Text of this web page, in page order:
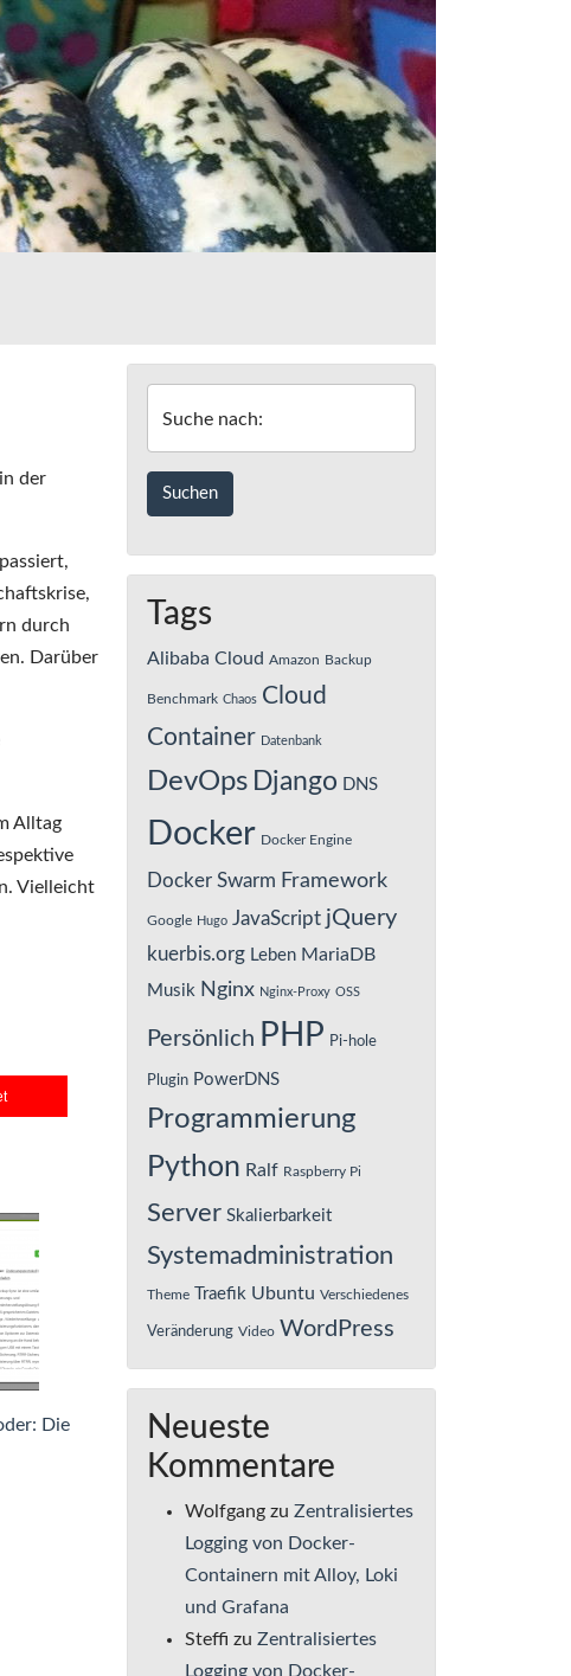
der
durch
Darüber
Alltag
Vielleicht
Die
Suche nach:
Tags
Alibaba Cloud Amazon Backup
Benchmark Chaos Cloud
Container Datenbank
DevOps Django DNS
Docker Docker Engine
Docker Swarm Framework
Google Hugo JavaScript jQuery
kuerbis.org Leben MariaDB
Musik Nginx Nginx-Proxy OSS
Persönlich PHP Pi-hole
Plugin PowerDNS
Programmierung
Python Ralf Raspberry Pi
Server Skalierbarkeit
Systemadministration
Theme Traefik Ubuntu Verschiedenes
Veränderung Video WordPress
Neueste
Kommentare
Wolfgang zu Zentralisiertes
Logging von Docker-
Containern mit Alloy, Loki
und Grafana
Steffi zu Zentralisiertes
Logging von Docker-